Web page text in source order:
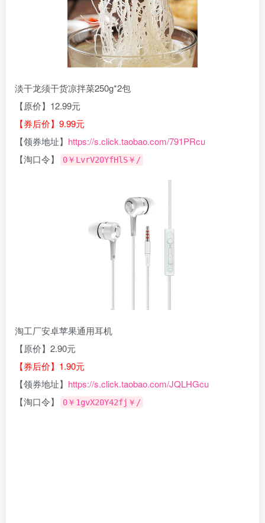
淡干龙须干货凉拌菜250g*2包
【原价】12.99元
【券后价】9.99元
【领券地址】 https://s.click.taobao.com/791PRcu
【淘口令】
0￥LvrV20YfHlS￥/
淘工厂安卓苹果通用耳机
【原价】2.90元
【券后价】1.90元
【领券地址】 https://s.click.taobao.com/JQLHGcu
【淘口令】
0￥1gvX20Y42fj￥/